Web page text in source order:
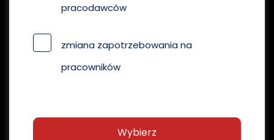
pracodawców
zmiana zapotrzebowania na
pracowników
Wybierz